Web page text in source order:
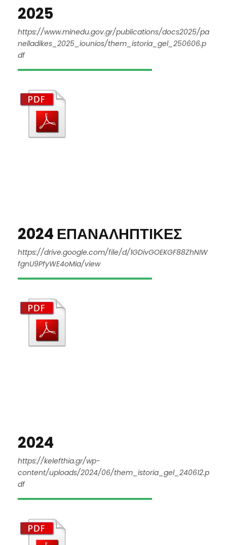
2025
https://www.minedu.gov.gr/publications/docs2025/pa
nelladikes_2025_iounios/them_istoria_gel_250606.p
df
2024 ΕΠΑΝΑΛΗΠΤΙΚΕΣ
https://drive.google.com/file/d/1GDivGOEKGF88ZhNIW
fgnU9PfyWE4oMia/view
2024
https://kelefthia.gr/wp-
content/uploads/2024/06/them_istoria_gel_240612.p
df